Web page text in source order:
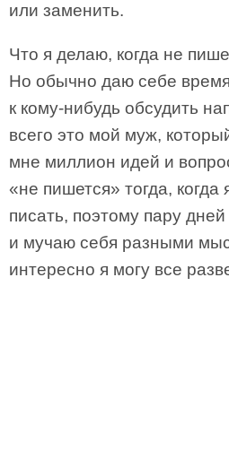
или заменить.
Что я делаю, когда не
Но обычно даю себе
к кому-нибудь обсудить
всего это мой муж,
мне миллион идей и
«не пишется» тогда,
писать, поэтому пару
и мучаю себя разными
интересно я могу все